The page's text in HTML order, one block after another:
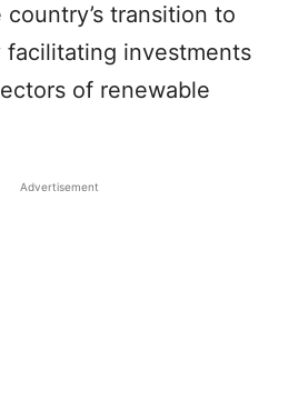
transition to
facilitating investments
of renewable
Advertisement